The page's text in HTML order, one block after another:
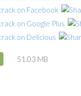
51.03 MB